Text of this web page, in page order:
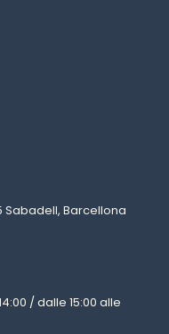
Sabadell, Barcellona
/ dalle 15:00 alle